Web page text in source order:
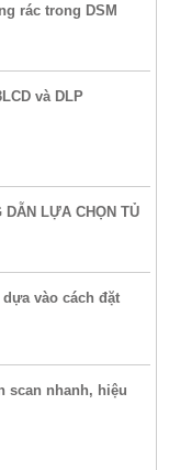
rác trong DSM
và DLP
DẪN LỰA CHỌN TỦ
vào cách đặt
scan nhanh, hiệu